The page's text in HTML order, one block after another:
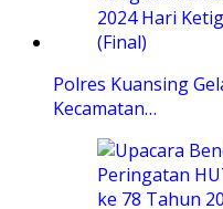
Polres Kuansing
Kecamatan…